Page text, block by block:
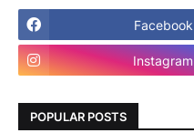
Facebook
Instagram
POPULAR POSTS